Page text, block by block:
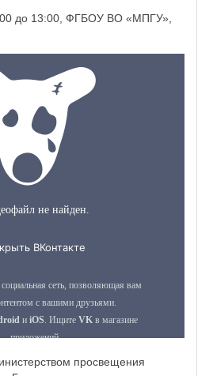
до 13:00, ФГБОУ ВО «МПГУ»,
просвещения